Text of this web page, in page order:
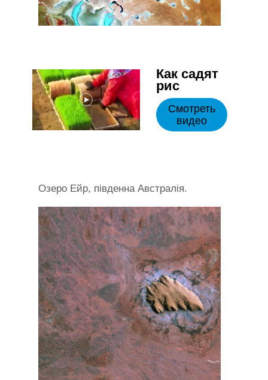
Как садят
рис
Смотреть
видео
Озеро Ейр, південна Австралія.